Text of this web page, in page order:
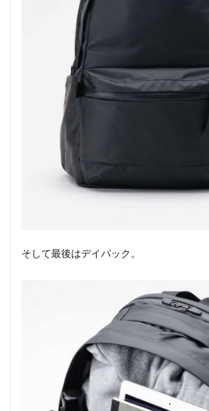
そして最後はデイパック。